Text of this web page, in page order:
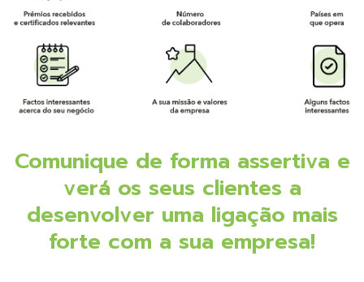
Comunique de forma assertiva e
verá os seus clientes a
desenvolver uma ligação mais
forte com a sua empresa!